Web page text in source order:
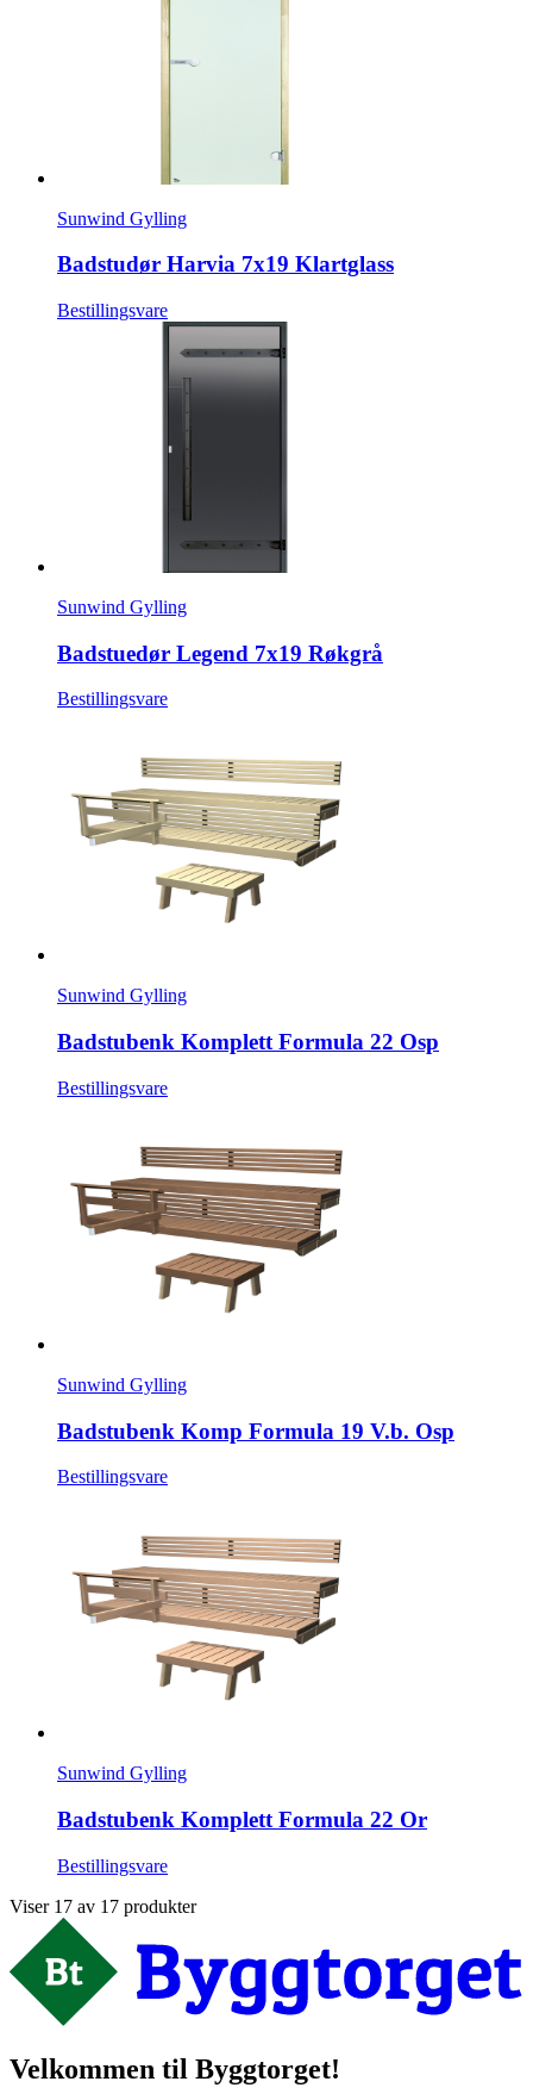
Sunwind Gylling
Badstudør Harvia 7x19 Klartglass
Bestillingsvare
Sunwind Gylling
Badstuedør Legend 7x19 Røkgrå
Bestillingsvare
Sunwind Gylling
Badstubenk Komplett Formula 22 Osp
Bestillingsvare
Sunwind Gylling
Badstubenk Komp Formula 19 V.b. Osp
Bestillingsvare
Sunwind Gylling
Badstubenk Komplett Formula 22 Or
Bestillingsvare
Viser 17 av 17 produkter
Velkommen til Byggtorget!